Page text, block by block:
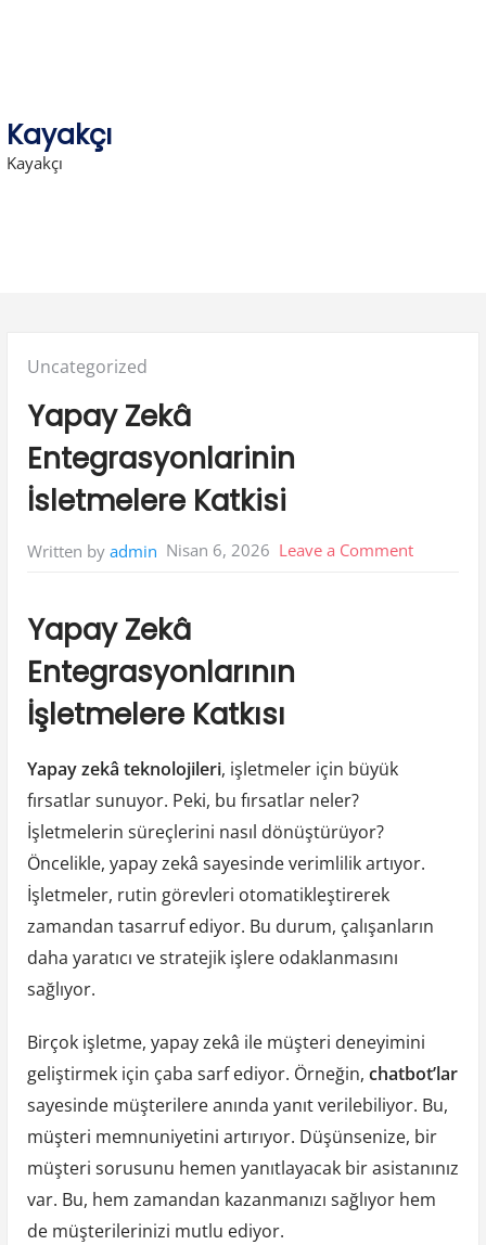
Kayakçı
Kayakçı
Posted
Uncategorized
Yapay Zekâ
Entegrasyonlarinin
İsletmelere Katkisi
Written by admin Nisan 6, 2026 Leave a Commenton
Yapay Zekâ
Entegrasyonlarının
İşletmelere Katkısı
Yapay zekâ teknolojileri, işletmeler için büyük
fırsatlar sunuyor. Peki, bu fırsatlar neler?
İşletmelerin süreçlerini nasıl dönüştürüyor?
Öncelikle, yapay zekâ sayesinde verimlilik artıyor.
İşletmeler, rutin görevleri otomatikleştirerek
zamandan tasarruf ediyor. Bu durum, çalışanların
daha yaratıcı ve stratejik işlere odaklanmasını
sağlıyor.
Birçok işletme, yapay zekâ ile müşteri deneyimini
geliştirmek için çaba sarf ediyor. Örneğin, chatbot’lar
sayesinde müşterilere anında yanıt verilebiliyor. Bu,
müşteri memnuniyetini artırıyor. Düşünsenize, bir
müşteri sorusunu hemen yanıtlayacak bir asistanınız
var. Bu, hem zamandan kazanmanızı sağlıyor hem
de müşterilerinizi mutlu ediyor.